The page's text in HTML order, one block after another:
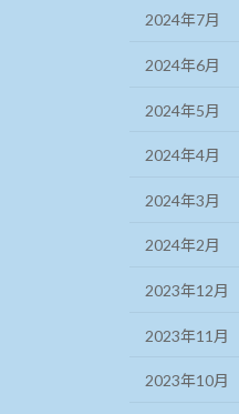
2024年7月
2024年6月
2024年5月
2024年4月
2024年3月
2024年2月
2023年12月
2023年11月
2023年10月